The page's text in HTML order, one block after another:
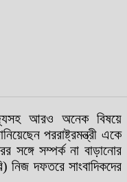
আরও অনেক বিষয়ে
পররাষ্ট্রমন্ত্রী একে
সঙ্গে সম্পর্ক না বাড়ানোর
দফতরে সাংবাদিকদের